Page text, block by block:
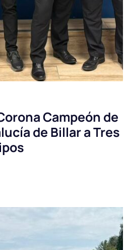
Campeón de
de Billar a Tres